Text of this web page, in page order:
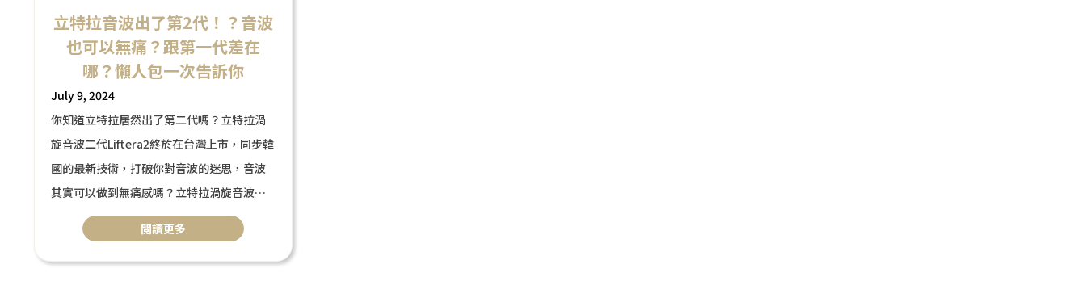
立特拉音波出了第2代！？音波
也可以無痛？跟第一代差在
哪？懶人包一次告訴你
July 9, 2024
你知道立特拉居然出了第二代嗎？立特拉渦
旋音波二代Liftera2終於在台灣上市，同步韓
國的最新技術，打破你對音波的迷思，音波
其實可以做到無痛感嗎？立特拉渦旋音波二
Liftera2跟第一代到底差在哪裡？原理、適合
對象、優勢一次全部告訴你！
閲讀更多